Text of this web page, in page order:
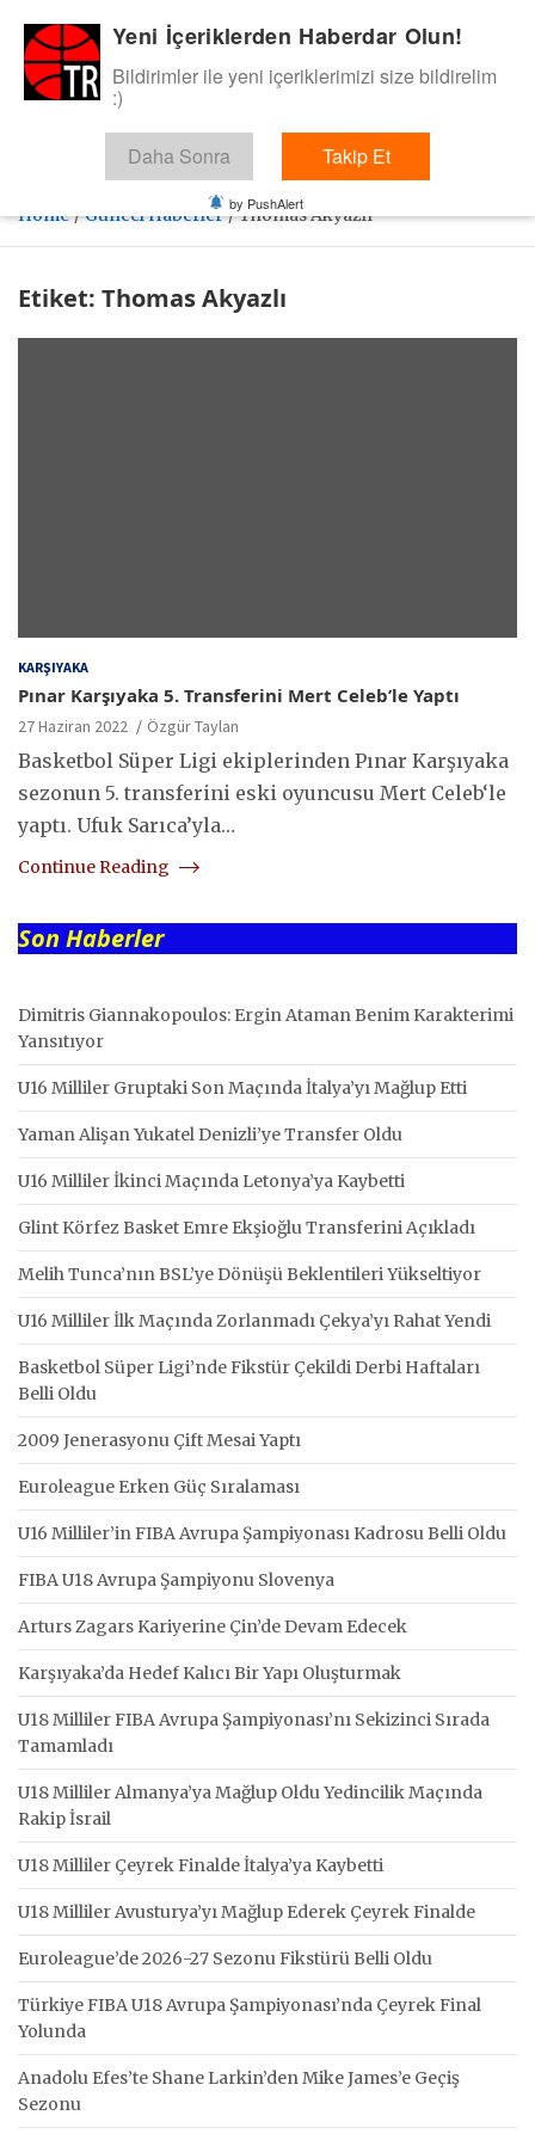
content
BasketTR
Sol dip çizgiden bir basket de bizden gelsin dedik.
Home Güncel Haberler Thomas Akyazlı
Etiket: Thomas Akyazlı
KARŞIYAKA
Pınar Karşıyaka 5. Transferini Mert Celeb’le Yaptı
27 Haziran 2022 Özgür Taylan
Basketbol Süper Ligi ekiplerinden Pınar Karşıyaka
sezonun 5. transferini eski oyuncusu Mert Celeb‘le
yaptı. Ufuk Sarıca’yla…
Continue Reading
Son Haberler
Dimitris Giannakopoulos: Ergin Ataman Benim Karakterimi
Yansıtıyor
U16 Milliler Gruptaki Son Maçında İtalya’yı Mağlup Etti
Yaman Alişan Yukatel Denizli’ye Transfer Oldu
U16 Milliler İkinci Maçında Letonya’ya Kaybetti
Glint Körfez Basket Emre Ekşioğlu Transferini Açıkladı
Melih Tunca’nın BSL’ye Dönüşü Beklentileri Yükseltiyor
U16 Milliler İlk Maçında Zorlanmadı Çekya’yı Rahat Yendi
Basketbol Süper Ligi’nde Fikstür Çekildi Derbi Haftaları
Belli Oldu
2009 Jenerasyonu Çift Mesai Yaptı
Euroleague Erken Güç Sıralaması
U16 Milliler’in FIBA Avrupa Şampiyonası Kadrosu Belli Oldu
FIBA U18 Avrupa Şampiyonu Slovenya
Arturs Zagars Kariyerine Çin’de Devam Edecek
Karşıyaka’da Hedef Kalıcı Bir Yapı Oluşturmak
U18 Milliler FIBA Avrupa Şampiyonası’nı Sekizinci Sırada
Tamamladı
U18 Milliler Almanya’ya Mağlup Oldu Yedincilik Maçında
Rakip İsrail
U18 Milliler Çeyrek Finalde İtalya’ya Kaybetti
U18 Milliler Avusturya’yı Mağlup Ederek Çeyrek Finalde
Euroleague’de 2026-27 Sezonu Fikstürü Belli Oldu
Türkiye FIBA U18 Avrupa Şampiyonası’nda Çeyrek Final
Yolunda
Anadolu Efes’te Shane Larkin’den Mike James’e Geçiş
Sezonu
Yeni İçeriklerden Haberdar Olun!
Bildirimler ile yeni içeriklerimizi size bildirelim
:)
Daha Sonra Takip Et
by PushAlert